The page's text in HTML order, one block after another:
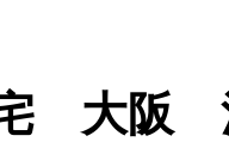
大阪